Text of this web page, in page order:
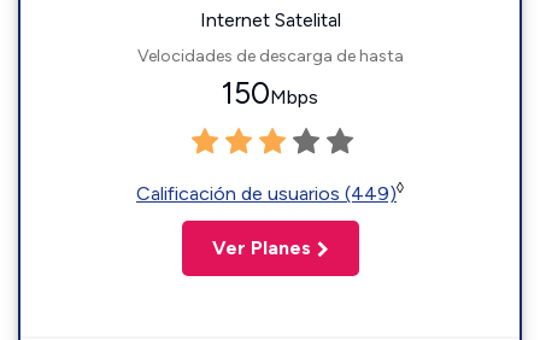
Internet Satelital
Velocidades de descarga de hasta
150Mbps
Calificación de usuarios (449)◊
Ver Planes